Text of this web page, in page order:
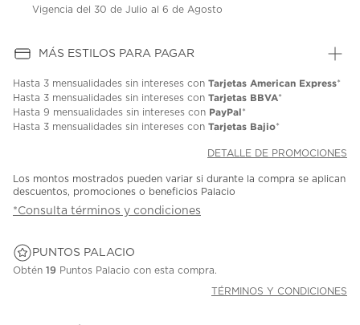
Vigencia del 30 de Julio al 6 de Agosto
MÁS ESTILOS PARA PAGAR
Hasta 3 mensualidades sin intereses con Tarjetas American Express*
Hasta 3 mensualidades sin intereses con Tarjetas BBVA*
Hasta 9 mensualidades sin intereses con PayPal*
Hasta 3 mensualidades sin intereses con Tarjetas Bajio*
DETALLE DE PROMOCIONES
Los montos mostrados pueden variar si durante la compra se aplican
descuentos, promociones o beneficios Palacio
*Consulta términos y condiciones
PUNTOS PALACIO
Obtén 19 Puntos Palacio con esta compra.
TÉRMINOS Y CONDICIONES